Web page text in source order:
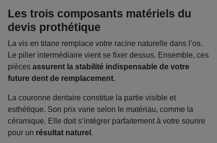
Les trois composants matériels du
devis prothétique
La vis en titane remplace votre racine naturelle dans l’os.
Le pilier intermédiaire vient se fixer dessus. Ensemble, ces
pièces assurent la stabilité indispensable de votre
future dent de remplacement.
La couronne dentaire constitue la partie visible et
esthétique. Son prix varie selon le matériau, comme la
céramique. Elle doit s’intégrer parfaitement à votre sourire
pour un résultat naturel .